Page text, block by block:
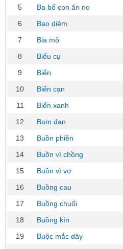
5
Ba bố con ăn no
6
Bao diêm
7
Bia mộ
8
Biếu cụ
9
Biển
10
Biển cạn
11
Biển xanh
12
Bom đạn
13
Buồn phiền
14
Buồn vì chồng
15
Buồn vì vợ
16
Buồng cau
17
Buồng chuối
18
Buồng kín
19
Buộc mắc dây